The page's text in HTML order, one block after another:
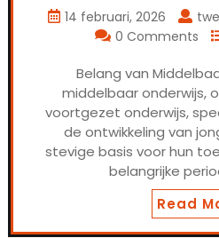
14 februari, 2026
0 Comments
Belang van
middelbaar onderwijs,
voortgezet onderwijs,
de ontwikkeling van
stevige basis voor hun
belangrijke
Read